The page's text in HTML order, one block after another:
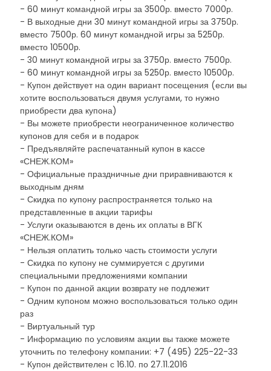
- 60 минут командной игры за 3500р. вместо 7000р.
- В выходные дни 30 минут командной игры за 3750р.
вместо 7500р. 60 минут командной игры за 5250р.
вместо 10500р.
- 30 минут командной игры за 3750р. вместо 7500р.
- 60 минут командной игры за 5250р. вместо 10500р.
- Купон действует на один вариант посещения (если вы
хотите воспользоваться двумя услугами, то нужно
приобрести два купона)
- Вы можете приобрести неограниченное количество
купонов для себя и в подарок
- Предъявляйте распечатанный купон в кассе
«СНЕЖ.КОМ»
- Официальные праздничные дни приравниваются к
выходным дням
- Скидка по купону распространяется только на
представленные в акции тарифы
- Услуги оказываются в день их оплаты в ВГК
«СНЕЖ.КОМ»
- Нельзя оплатить только часть стоимости услуги
- Скидка по купону не суммируется с другими
специальными предложениями компании
- Купон по данной акции возврату не подлежит
- Одним купоном можно воспользоваться только один
раз
- Виртуальный тур
- Информацию по условиям акции вы также можете
уточнить по телефону компании: +7 (495) 225-22-33
- Купон действителен с 16.10. по 27.11.2016